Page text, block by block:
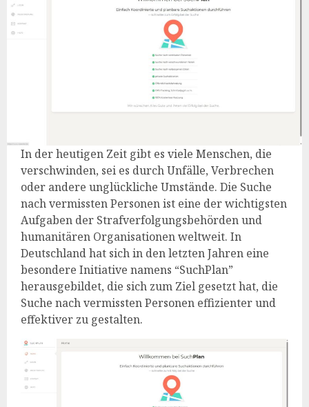
In der heutigen Zeit gibt es viele Menschen, die
verschwinden, sei es durch Unfälle, Verbrechen
oder andere unglückliche Umstände. Die Suche
nach vermissten Personen ist eine der wichtigsten
Aufgaben der Strafverfolgungsbehörden und
humanitären Organisationen weltweit. In
Deutschland hat sich in den letzten Jahren eine
besondere Initiative namens “SuchPlan”
herausgebildet, die sich zum Ziel gesetzt hat, die
Suche nach vermissten Personen effizienter und
effektiver zu gestalten.